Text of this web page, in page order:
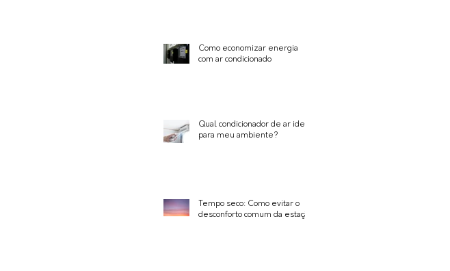
Como economizar energia
com ar condicionado
Qual condicionador de ar ideal
para meu ambiente?
Tempo seco: Como evitar o
desconforto comum da estação